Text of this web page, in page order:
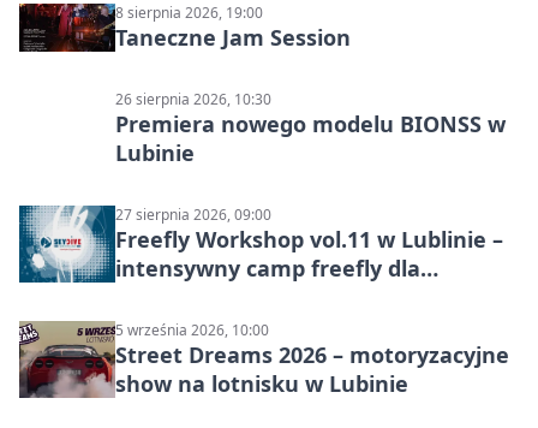
8 sierpnia 2026, 19:00
Taneczne Jam Session
26 sierpnia 2026, 10:30
Premiera nowego modelu BIONSS w
Lubinie
27 sierpnia 2026, 09:00
Freefly Workshop vol.11 w Lublinie –
intensywny camp freefly dla
5 września 2026, 10:00
Street Dreams 2026 – motoryzacyjne
show na lotnisku w Lubinie